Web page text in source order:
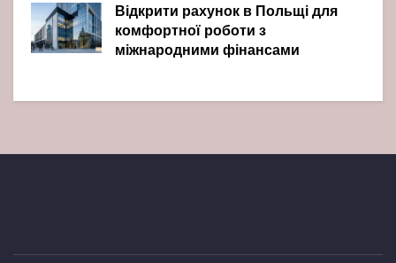
Відкрити рахунок в Польщі для
комфортної роботи з
міжнародними фінансами